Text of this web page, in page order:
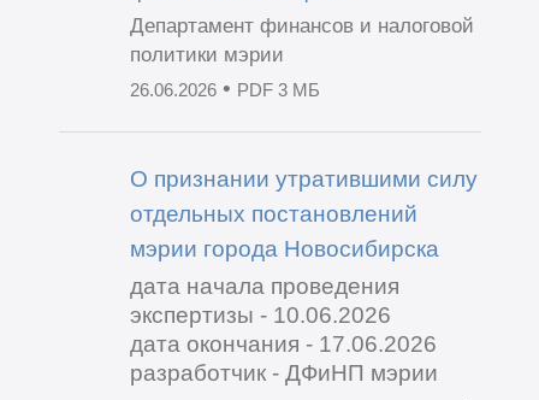
Департамент финансов и налоговой
политики мэрии
26.06.2026• PDF 3 МБ
О признании утратившими силу
отдельных постановлений
мэрии города Новосибирска
дата начала проведения
экспертизы - 10.06.2026
дата окончания - 17.06.2026
разработчик - ДФиНП мэрии